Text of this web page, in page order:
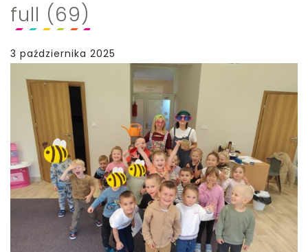
full (69)
3 października 2025